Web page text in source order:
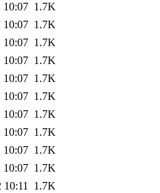
10:07 1.7K
10:07 1.7K
10:07 1.7K
10:07 1.7K
10:07 1.7K
10:07 1.7K
10:07 1.7K
10:07 1.7K
10:07 1.7K
10:07 1.7K
10:11 1.7K